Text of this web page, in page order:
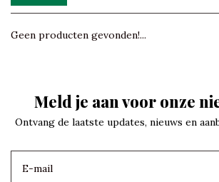
Geen producten gevonden!...
Meld je aan voor onze
Ontvang de laatste updates, nieuws en